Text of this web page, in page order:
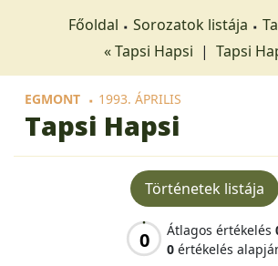
Főoldal Sorozatok listája
« Tapsi Hapsi | Tapsi
EGMONT 1993. ÁPRILIS
Tapsi Hapsi
Történetek listája
0 Átlagos értékelés
0 értékelés